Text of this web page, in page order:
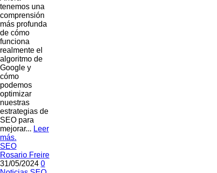
tenemos una
comprensión
más profunda
de cómo
funciona
realmente el
algoritmo de
Google y
cómo
podemos
optimizar
nuestras
estrategias de
SEO para
mejorar... Leer
más.
SEO
Rosario Freire
31/05/2024 0